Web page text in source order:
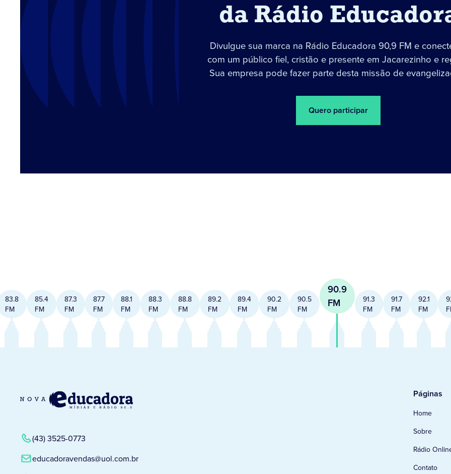
da Rádio
Divulgue sua marca na Rádio Educadora 90,9 FM e
com um público fiel, cristão e presente em Jacarezinho e
Sua empresa pode fazer parte desta missão de
Quero participar
83.8
FM
85.4
FM
87.3
FM
87.7
FM
88.1
FM
88.3
FM
88.8
FM
89.2
FM
89.4
FM
90.2
FM
90.5
FM
90.9
FM
91.3
FM
91.7
FM
92.1
FM
(43) 3525-0773
educadoravendas@uol.com.br
Páginas
Home
Sobre
Rádio
Contato